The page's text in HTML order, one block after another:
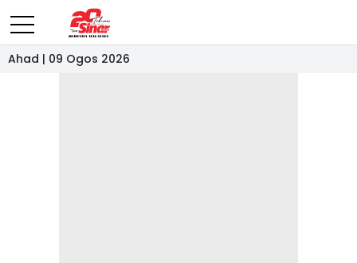
Ahad | 09 Ogos 2026